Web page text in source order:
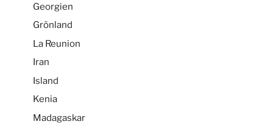
Georgien
Grönland
La Reunion
Iran
Island
Kenia
Madagaskar